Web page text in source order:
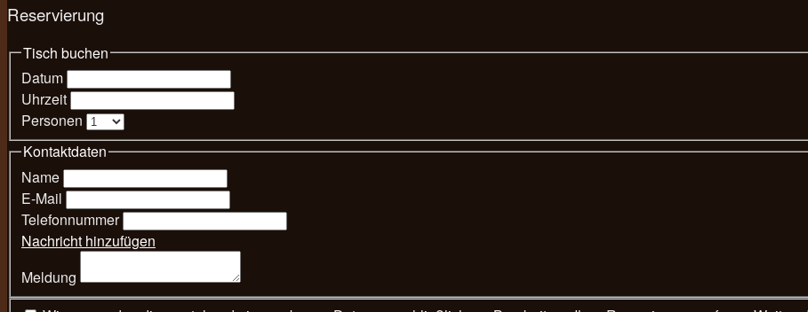
Reservierung
Tisch buchen
Datum
Uhrzeit
Personen
Kontaktdaten
Name
E-Mail
Telefonnummer
Nachricht hinzufügen
Meldung